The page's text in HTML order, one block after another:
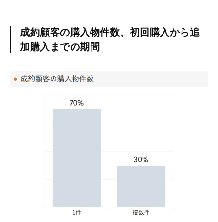
成約顧客の購入物件数、初回購入から追
加購入までの期間